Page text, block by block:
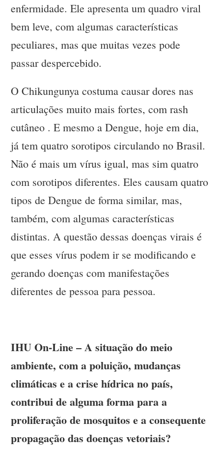
enfermidade. Ele apresenta um quadro viral
bem leve, com algumas características
peculiares, mas que muitas vezes pode
passar despercebido.
O Chikungunya costuma causar dores nas
articulações muito mais fortes, com rash
cutâneo . E mesmo a Dengue, hoje em dia,
já tem quatro sorotipos circulando no Brasil.
Não é mais um vírus igual, mas sim quatro
com sorotipos diferentes. Eles causam quatro
tipos de Dengue de forma similar, mas,
também, com algumas características
distintas. A questão dessas doenças virais é
que esses vírus podem ir se modificando e
gerando doenças com manifestações
diferentes de pessoa para pessoa.
IHU On-Line – A situação do meio
ambiente, com a poluição, mudanças
climáticas e a crise hídrica no país,
contribui de alguma forma para a
proliferação de mosquitos e a consequente
propagação das doenças vetoriais?